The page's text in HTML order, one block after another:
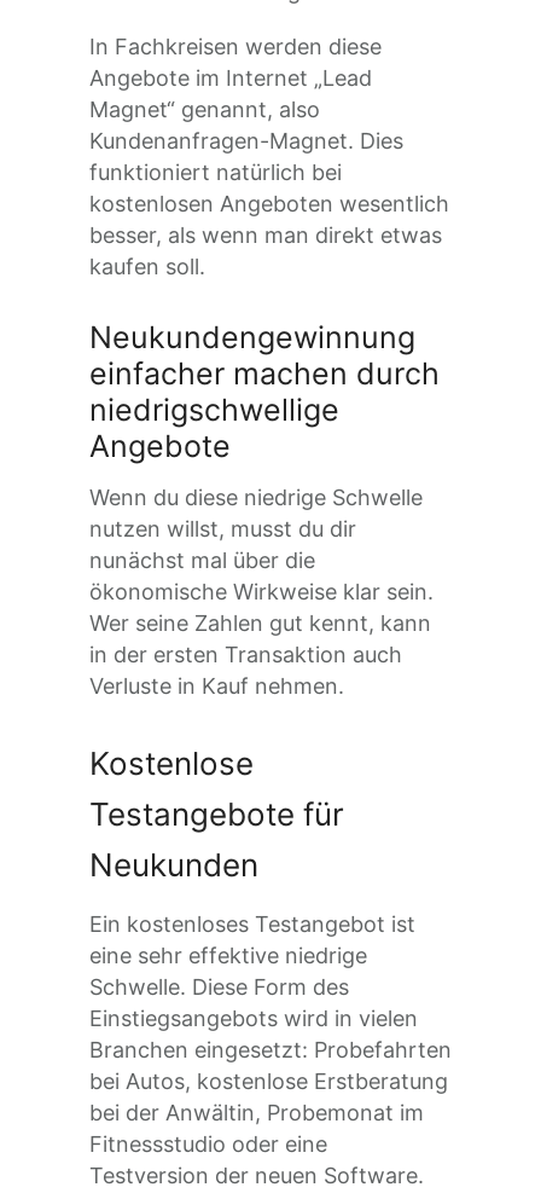
In Fachkreisen werden diese
Angebote im Internet „Lead
Magnet“ genannt, also
Kundenanfragen-Magnet. Dies
funktioniert natürlich bei
kostenlosen Angeboten wesentlich
besser, als wenn man direkt etwas
kaufen soll.
Neukundengewinnung
einfacher machen durch
niedrigschwellige
Angebote
Wenn du diese niedrige Schwelle
nutzen willst, musst du dir
nunächst mal über die
ökonomische Wirkweise klar sein.
Wer seine Zahlen gut kennt, kann
in der ersten Transaktion auch
Verluste in Kauf nehmen.
Kostenlose
Testangebote für
Neukunden
Ein kostenloses Testangebot ist
eine sehr effektive niedrige
Schwelle. Diese Form des
Einstiegsangebots wird in vielen
Branchen eingesetzt: Probefahrten
bei Autos, kostenlose Erstberatung
bei der Anwältin, Probemonat im
Fitnessstudio oder eine
Testversion der neuen Software.